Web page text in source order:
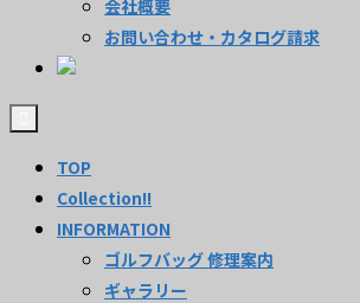
会社概要
お問い合わせ・カタログ請求
TOP
Collection!!
INFORMATION
ゴルフバッグ 修理案内
ギャラリー